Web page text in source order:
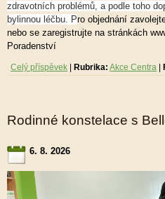
zdravotních problémů, a podle toho
bylinnou léčbu. Pro objednání
nebo se zaregistrujte na stránkách
Poradenství
Celý příspěvek Rubrika: Akce Centra
Rodinné konstelace s
6. 8. 2026